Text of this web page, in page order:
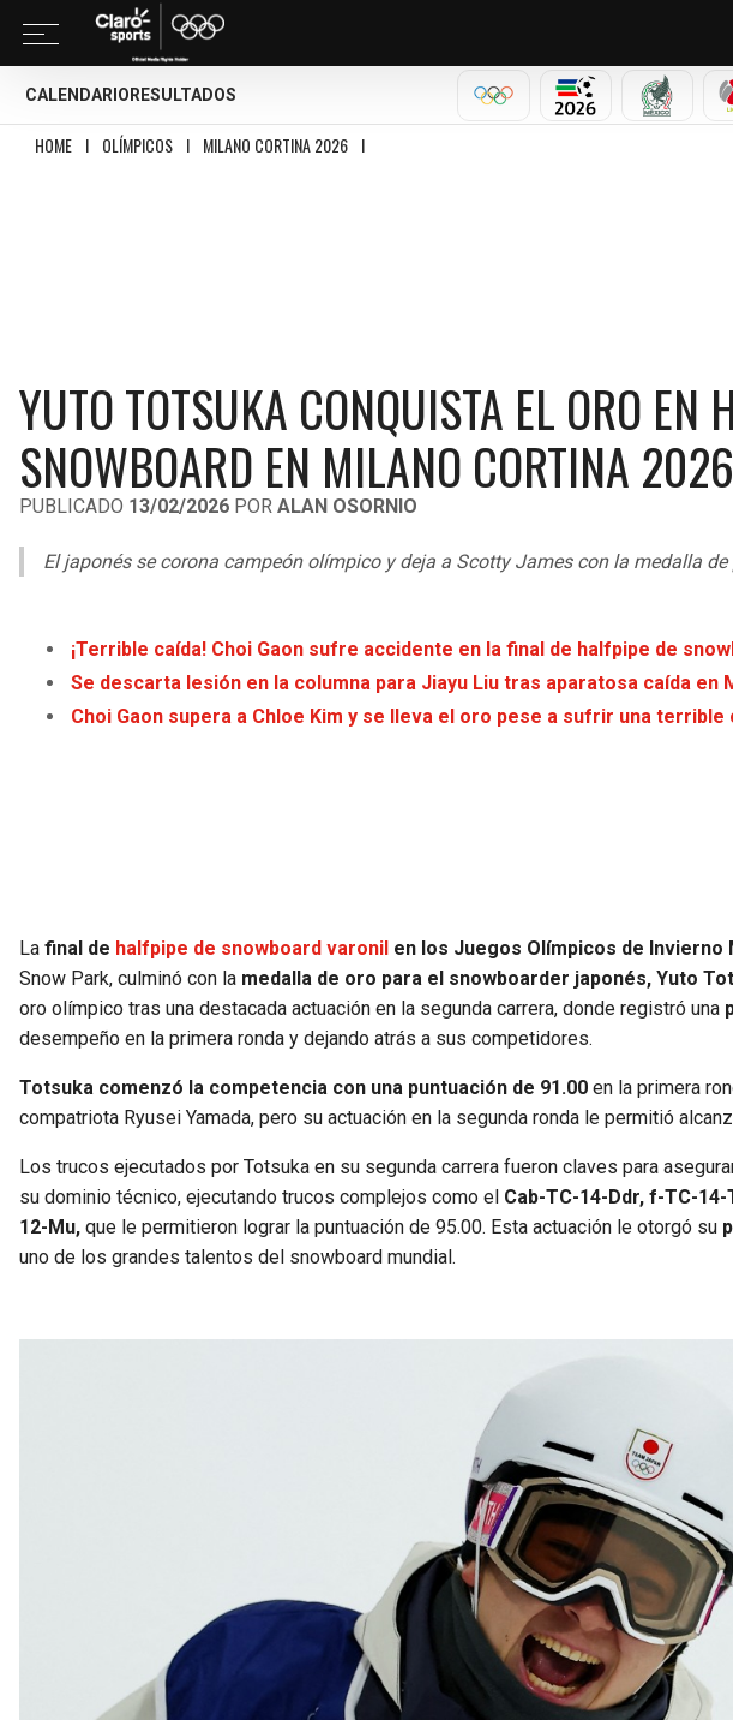
CALENDARIO RESULTADOS
MILANO CORTINA 2026
MUNDIAL 2026
HOME I OLÍMPICOS I MILANO CORTINA 2026 I
YUTO TOTSUKA CONQUISTA EL ORO EN
SNOWBOARD EN MILANO CORTINA 2026
PUBLICADO 13/02/2026 POR ALAN OSORNIO
El japonés se corona campeón olímpico y deja a Scotty James con la medalla
¡Terrible caída! Choi Gaon sufre accidente en la final de halfpipe de
Se descarta lesión en la columna para Jiayu Liu tras aparatosa caída en
Choi Gaon supera a Chloe Kim y se lleva el oro pese a sufrir una terrible
La final de halfpipe de snowboard varonil en los Juegos Olímpicos de Invierno
Snow Park, culminó con la medalla de oro para el snowboarder japonés, Yuto
oro olímpico tras una destacada actuación en la segunda carrera, donde registró una
desempeño en la primera ronda y dejando atrás a sus competidores.
Totsuka comenzó la competencia con una puntuación de 91.00 en la primera
compatriota Ryusei Yamada, pero su actuación en la segunda ronda le permitió
Los trucos ejecutados por Totsuka en su segunda carrera fueron claves para
su dominio técnico, ejecutando trucos complejos como el Cab-TC-14-Ddr, f-TC-14-
12-Mu, que le permitieron lograr la puntuación de 95.00. Esta actuación le otorgó su
uno de los grandes talentos del snowboard mundial.